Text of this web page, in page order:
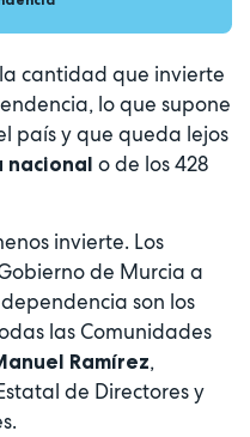
cantidad que invierte
lo que supone
país y que queda lejos
nacional o de los 428
invierte. Los
de Murcia a
son los
las Comunidades
Ramírez,
de Directores y